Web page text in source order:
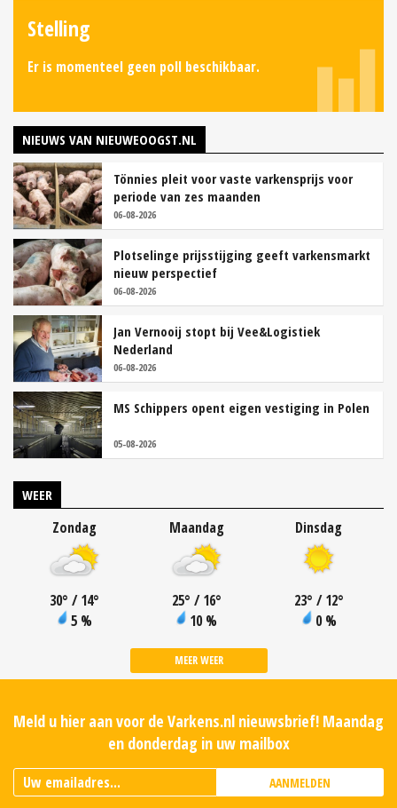
Stelling
Er is momenteel geen poll beschikbaar.
NIEUWS VAN NIEUWEOOGST.NL
Tönnies pleit voor vaste varkensprijs voor
periode van zes maanden
06-08-2026
Plotselinge prijsstijging geeft varkensmarkt
nieuw perspectief
06-08-2026
Jan Vernooij stopt bij Vee&Logistiek
Nederland
06-08-2026
MS Schippers opent eigen vestiging in Polen
05-08-2026
WEER
Zondag
30° / 14°
5 %
Maandag
25° / 16°
10 %
Dinsdag
23° / 12°
0 %
MEER WEER
Meld u hier aan voor de Varkens.nl nieuwsbrief! Maandag
en donderdag in uw mailbox
AANMELDEN